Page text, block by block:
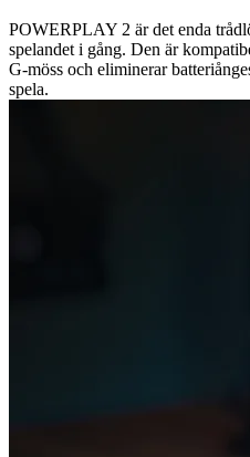
POWERPLAY 2 är det enda
spelandet i gång. Den är
G-möss och eliminerar
spela.